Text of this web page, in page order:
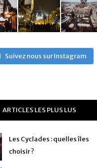
Suivez nous sur Instagram
ARTICLES LES PLUS LUS
Les Cyclades : quelles îles
choisir ?